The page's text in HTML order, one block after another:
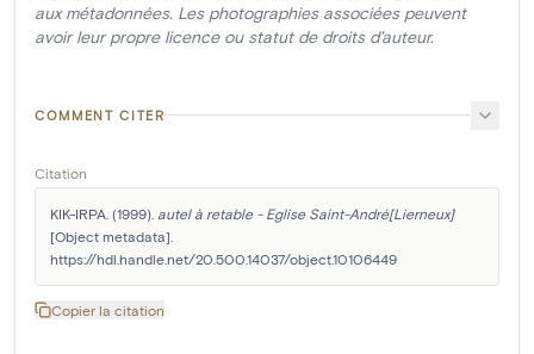
aux métadonnées. Les photographies associées peuvent
avoir leur propre licence ou statut de droits d'auteur.
COMMENT CITER
Citation
KIK-IRPA. (1999). autel à retable - Eglise Saint-André[Lierneux]
[Object metadata].
https://hdl.handle.net/20.500.14037/object.10106449
Copier la citation